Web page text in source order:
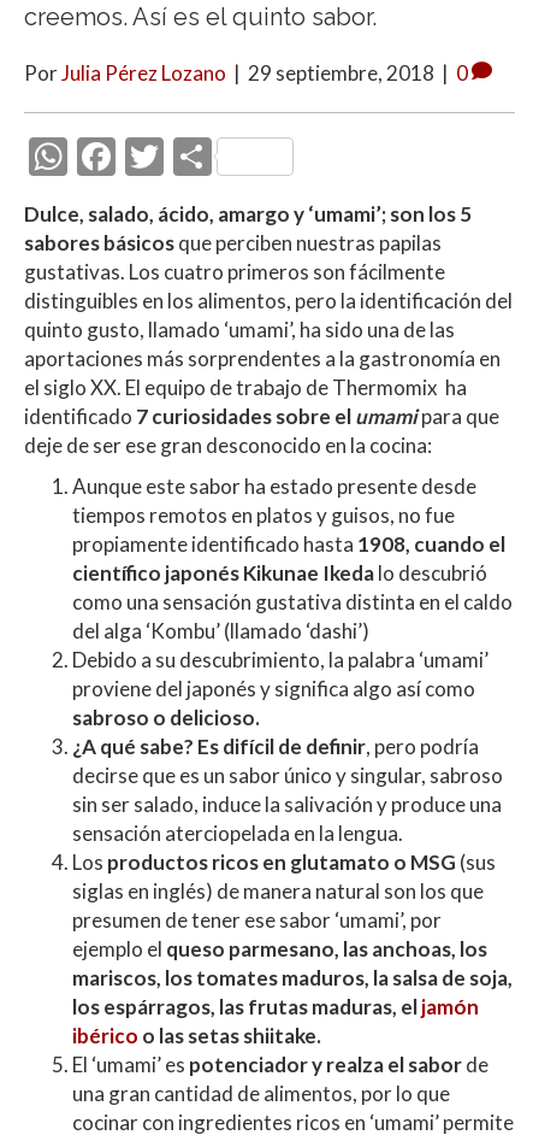
creemos. Así es el quinto sabor.
PorJulia Pérez Lozano | 29 septiembre, 2018 | 0
W
at
s
A
p
p
F
ac
e
b
o
o
k
T
w
itt
er
C
m
p
ar
ti
r
Dulce, salado, ácido, amargo y ‘umami’; son los 5
sabores básicosque perciben nuestras papilas
gustativas. Los cuatro primeros son fácilmente
distinguibles en los alimentos, pero la identificación del
quinto gusto, llamado ‘umami’, ha sido una de las
aportaciones más sorprendentes a la gastronomía en
el siglo XX. El equipo de trabajo de Thermomix ha
identificado 7 curiosidades sobre elumamipara que
deje de ser ese gran desconocido en la cocina:
Aunque este sabor ha estado presente desde
tiempos remotos en platos y guisos, no fue
propiamente identificado hasta 1908, cuando el
científico japonésKikunae Ikedalo descubrió
como una sensación gustativa distinta en el caldo
del alga ‘Kombu’ (llamado ‘dashi’)
Debido a su descubrimiento, la palabra ‘umami’
proviene del japonés y significa algo así como
sabroso o delicioso.
¿A qué sabe? Es difícil de definir, pero podría
decirse que es un sabor único y singular, sabroso
sin ser salado, induce la salivación y produce una
sensación aterciopelada en la lengua.
Los productos ricos en glutamato o MSG (sus
siglas en inglés) de manera natural son los que
presumen de tener ese sabor ‘umami’, por
ejemplo el queso parmesano, las anchoas, los
mariscos, los tomates maduros, la salsa de soja,
los espárragos, las frutas maduras, eljamón
ibérico o las setas shiitake.
El ‘umami’ es potenciador y realza el saborde
una gran cantidad de alimentos, por lo que
cocinar con ingredientes ricos en ‘umami’ permite